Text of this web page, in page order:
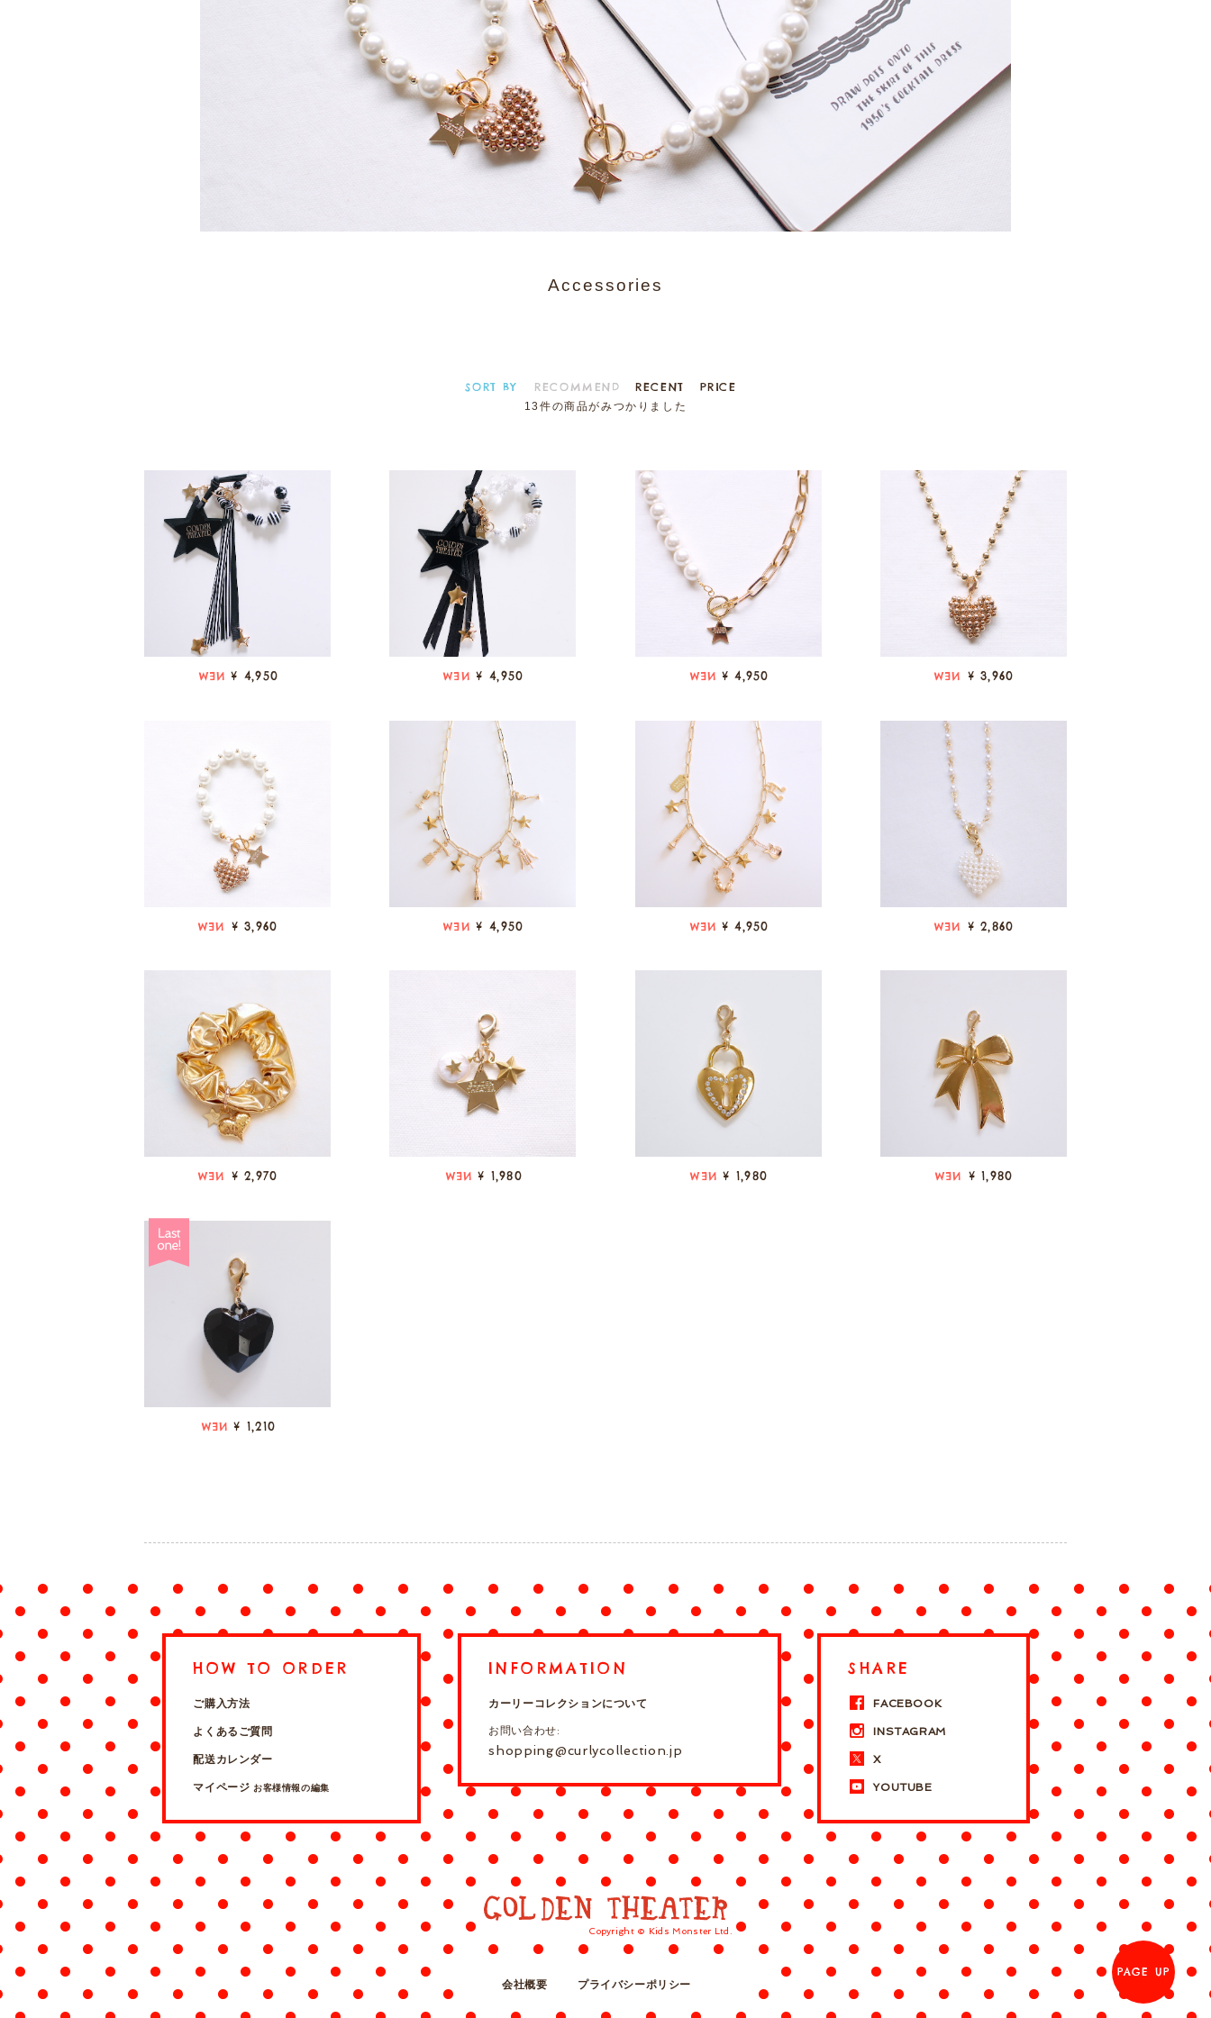
Accessories
SORT BY RECOMMEND RECENT PRICE
13件の商品がみつかりました
NEW ¥ 4,950 NEW ¥ 4,950 NEW ¥ 4,950 NEW ¥ 3,960
NEW ¥ 3,960 NEW ¥ 4,950 NEW ¥ 4,950 NEW ¥ 2,860
NEW ¥ 2,970 NEW ¥ 1,980 NEW ¥ 1,980 NEW ¥ 1,980
NEW ¥ 1,210
HOW TO ORDER
ご購入方法
よくあるご質問
配送カレンダー
マイページお客様情報の編集
INFORMATION
カーリーコレクションについて
お問い合わせ:
shopping@curlycollection.jp
SHARE
FACEBOOK
INSTAGRAM
X
YOUTUBE
Copyright © Kids Monster Ltd.
会社概要 プライバシーポリシー
PAGE UP